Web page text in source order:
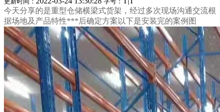
今天分享的是重型仓储横梁式货架，经过多次现场沟通交流根
据场地及产品特性***后确定方案以下是安装完的案例图